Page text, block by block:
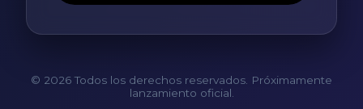
© 2026 Todos los derechos reservados. Próximamente
lanzamiento oficial.